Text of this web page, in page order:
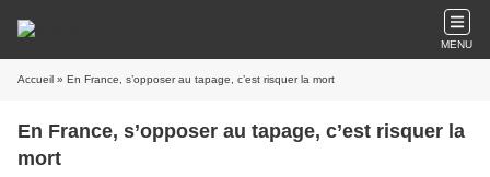
MENU
Accueil » En France, s’opposer au tapage, c’est risquer la mort
En France, s’opposer au tapage, c’est risquer la
mort